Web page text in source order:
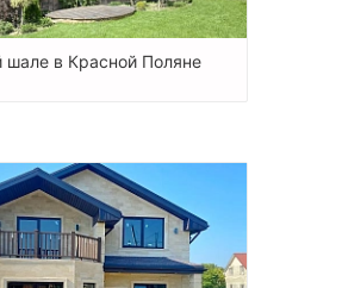
в Красной Поляне